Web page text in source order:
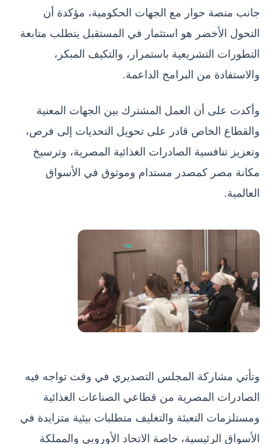
جانب منصة حوار مع الجهات الحكومية، مؤكدة أن
التحول الأخضر هو استثمار في المستقبل يتطلب متابعة
التطورات التشريعية باستمرار، والتكيف المبكر،
والاستفادة من البرامج الداعمة.
وأكدت على أن العمل المشترك بين الجهات المعنية
والقطاع الخاص قادر على تحويل التحديات إلى فرص،
وتعزيز تنافسية الصادرات الغذائية المصرية، وترسيخ
مكانة مصر كمصدر مستدام وموثوق في الأسواق
العالمية.
وتأتي مشاركة المجلس التصديري في وقت تواجه فيه
الصادرات المصرية من قطاعي الصناعات الغذائية
ومستلزمات التعبئة والتغليف متطلبات بيئية متزايدة في
الأسواق الرئيسية، خاصة الاتحاد الأوروبي والمملكة